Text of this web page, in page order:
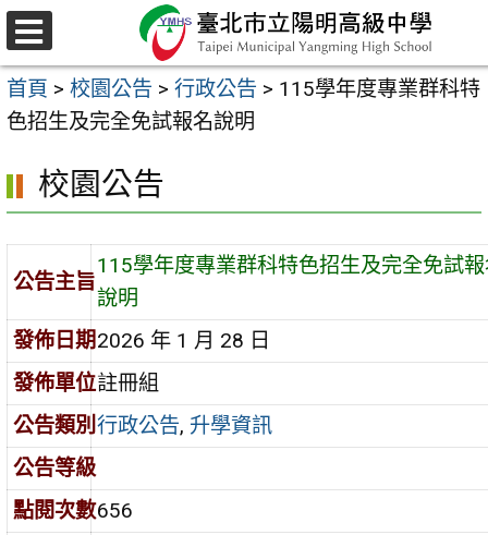
跳
至
主
要
容
區
選
單
首頁 > 校園公告 > 行政公告 > 115學年度專業群科特
色招生及完全免試報名說明
校園公告
公告主旨
115學年度專業群科特色招生及完全免試
說明
發佈日期2026 年 1 月 28 日
發佈單位註冊組
公告類別行政公告, 升學資訊
公告等級
點閱次數656